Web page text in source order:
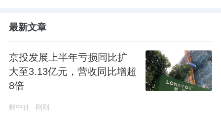
最新文章
京投发展上半年亏损同比扩
大至3.13亿元，营收同比增超
8倍
财中社 刚刚